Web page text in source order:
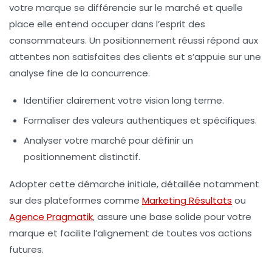
votre marque se différencie sur le marché et quelle
place elle entend occuper dans l’esprit des
consommateurs. Un positionnement réussi répond aux
attentes non satisfaites des clients et s’appuie sur une
analyse fine de la concurrence.
Identifier clairement votre vision long terme.
Formaliser des valeurs authentiques et spécifiques.
Analyser votre marché pour définir un
positionnement distinctif.
Adopter cette démarche initiale, détaillée notamment
sur des plateformes comme Marketing Résultats ou
Agence Pragmatik, assure une base solide pour votre
marque et facilite l’alignement de toutes vos actions
futures.